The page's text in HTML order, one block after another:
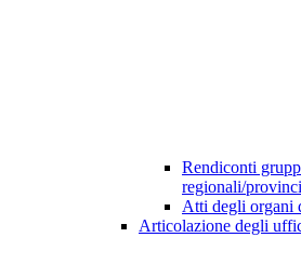
Rendiconti
regionali/
Atti degli organi
Articolazione degli